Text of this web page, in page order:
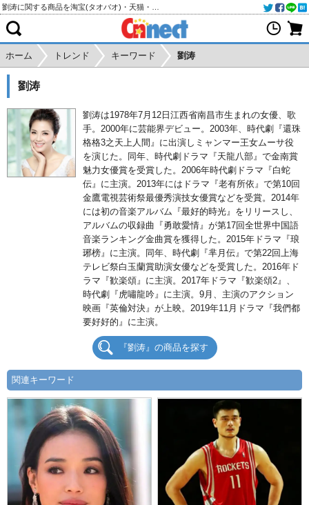
ホーム トレンド キーワード 劉涛
劉涛
劉涛は1978年7月12日江西省南昌市生まれの女優、歌
手。2000年に芸能界デビュー。2003年、時代劇『還珠
格格3之天上人間』に出演しミャンマー王女ムーサ役
を演じた。同年、時代劇ドラマ『天龍八部』で金南賞
魅力女優賞を受賞した。2006年時代劇ドラマ『白蛇
伝』に主演。2013年にはドラマ『老有所依』で第10回
金鷹電視芸術祭最優秀演技女優賞などを受賞。2014年
には初の音楽アルバム『最好的時光』をリリースし、
アルバムの収録曲『勇敢愛情』が第17回全世界中国語
音楽ランキング金曲賞を獲得した。2015年ドラマ『琅
琊榜』に主演。同年、時代劇『芈月伝』で第22回上海
テレビ祭白玉蘭賞助演女優などを受賞した。2016年ド
ラマ『歓楽頌』に主演。2017年ドラマ『歓楽頌2』、
時代劇『虎嘯龍吟』に主演。9月、主演のアクション
映画『英倫対決』が上映。2019年11月ドラマ『我們都
要好好的』に主演。
『劉涛』の商品を探す
関連キーワード